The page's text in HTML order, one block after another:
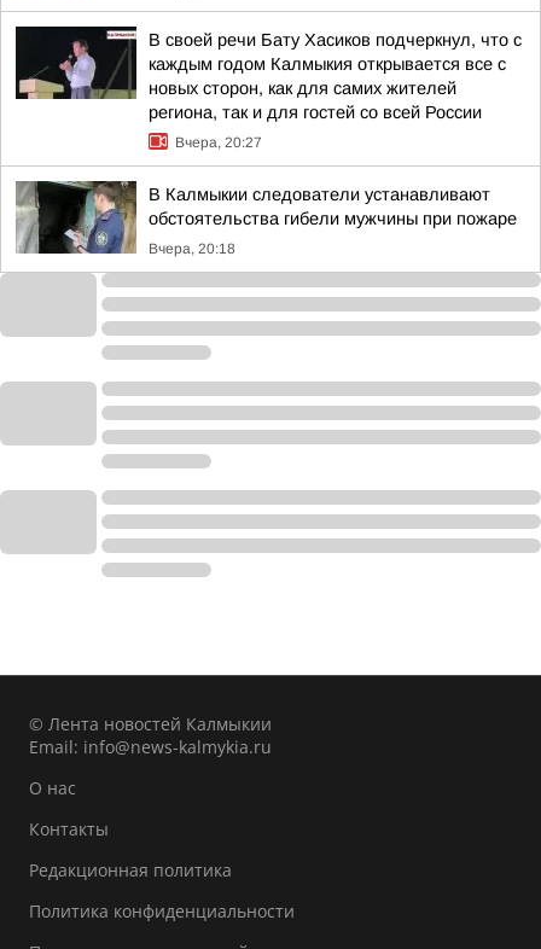
В своей речи Бату Хасиков подчеркнул, что с
каждым годом Калмыкия открывается все с
новых сторон, как для самих жителей
региона, так и для гостей со всей России
Вчера, 20:27
В Калмыкии следователи устанавливают
обстоятельства гибели мужчины при пожаре
Вчера, 20:18
© Лента новостей Калмыкии
Email: info@news-kalmykia.ru
О нас
Контакты
Редакционная политика
Политика конфиденциальности